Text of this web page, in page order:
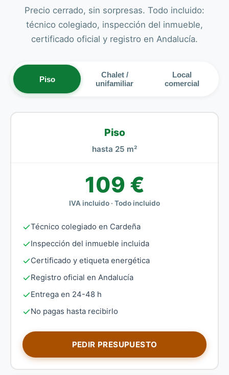
Precio cerrado, sin sorpresas. Todo incluido:
técnico colegiado, inspección del inmueble,
certificado oficial y registro en Andalucía.
Piso
Chalet /
unifamiliar
Local
comercial
Piso
hasta 25 m²
109 €
IVA incluido · Todo incluido
Técnico colegiado en Cardeña
Inspección del inmueble incluida
Certificado y etiqueta energética
Registro oficial en Andalucía
Entrega en 24-48 h
No pagas hasta recibirlo
PEDIR PRESUPUESTO